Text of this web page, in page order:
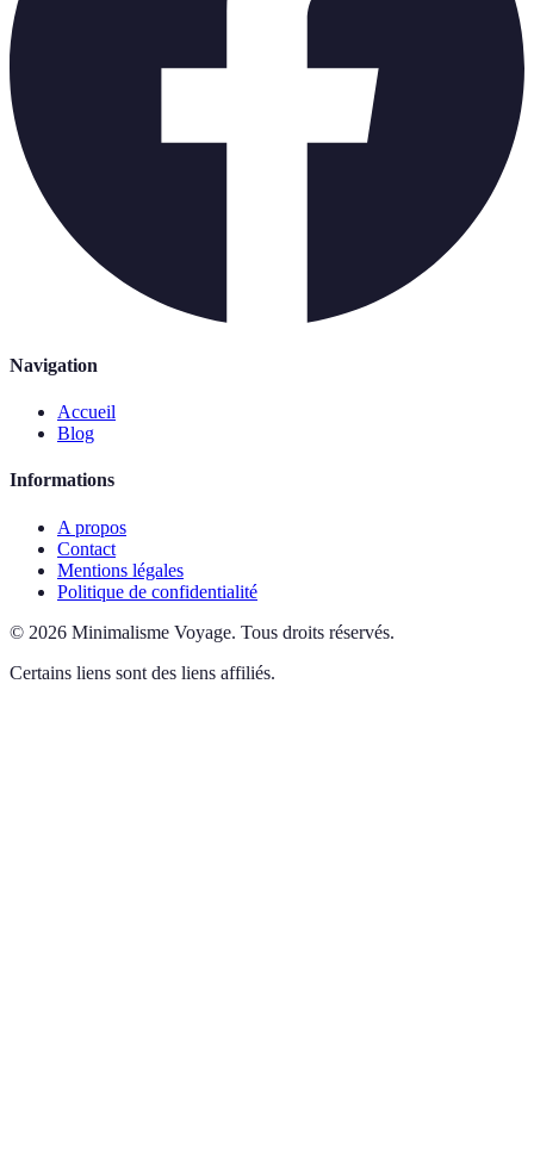
Navigation
Accueil
Blog
Informations
A propos
Contact
Mentions légales
Politique de confidentialité
© 2026 Minimalisme Voyage. Tous droits réservés.
Certains liens sont des liens affiliés.